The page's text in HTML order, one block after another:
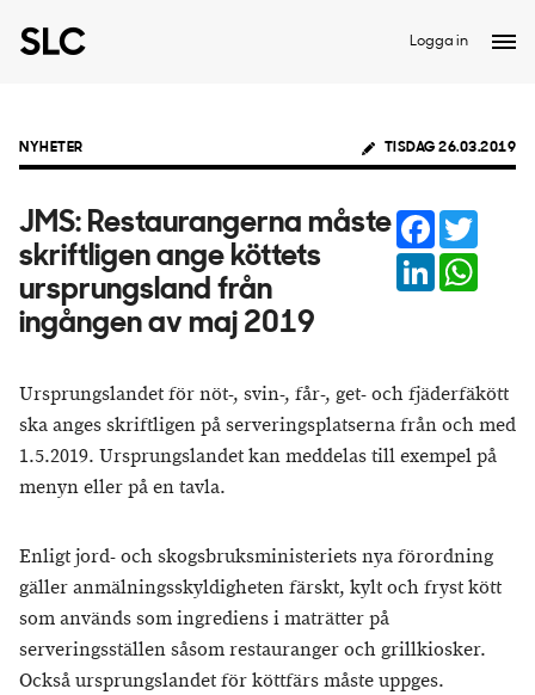
Logga in
NYHETER TISDAG 26.03.2019
JMS: Restaurangerna måste
skriftligen ange köttets
ursprungsland från
ingången av maj 2019
Facebook
LinkedIn
Ursprungslandet för nöt-, svin-, får-, get- och fjäderfäkött
ska anges skriftligen på serveringsplatserna från och med
1.5.2019. Ursprungslandet kan meddelas till exempel på
menyn eller på en tavla.
Enligt jord- och skogsbruksministeriets nya förordning
gäller anmälningsskyldigheten färskt, kylt och fryst kött
som används som ingrediens i maträtter på
serveringsställen såsom restauranger och grillkiosker.
Också ursprungslandet för köttfärs måste uppges.